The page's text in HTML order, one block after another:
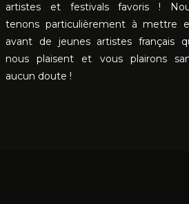
artistes et festivals favoris !
tenons particulièrement à mettre
avant de jeunes artistes français
nous plaisent et vous plairons
aucun doute !